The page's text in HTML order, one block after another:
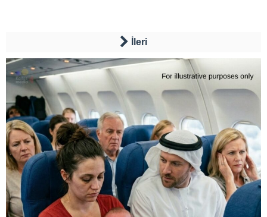
İleri